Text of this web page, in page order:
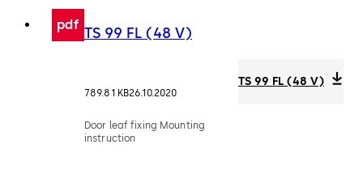
pdf TS 99 FL (48 V)
789.81 KB26.10.2020
Door leaf fixing Mounting
instruction
TS 99 FL (48 V)